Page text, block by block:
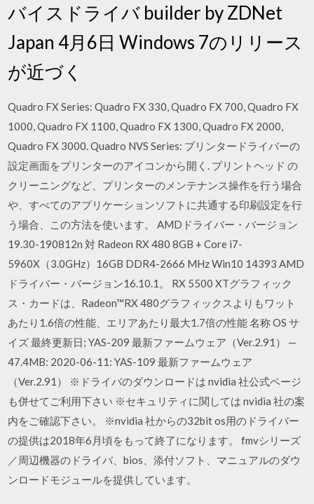
バイスドライバ builder by ZDNet
Japan 4月6日 Windows 7のリリース
が近づく
Quadro FX Series: Quadro FX 330, Quadro FX 700, Quadro FX
1000, Quadro FX 1100, Quadro FX 1300, Quadro FX 2000,
Quadro FX 3000. Quadro NVS Series: プリンタードライバーの
設定画面をプリンターのアイコンから開く. プリントヘッド の
クリーニングなど、プリンターのメンテナンス操作を行う場合
や、すべてのアプリケーションソフトに共通する印刷設定を行
う場合、この方法を使います。 AMDドライバー・バージョン
19.30-190812n 対 Radeon RX 480 8GB + Core i7-
5960X（3.0GHz）16GB DDR4-2666 MHz Win10 14393 AMD
ドライバー・バージョン16.10.1。 RX 5500 XTグラフィック
ス・カードは、Radeon™RX 480グラフィックスよりもワット
あたり1.6倍の性能、エリアあたり最大1.7倍の性能 名称 OS サ
イズ 最終更新日; YAS-209 最新ファームウェア（Ver.2.91） —
47.4MB: 2020-06-11: YAS-109 最新ファームウェア
（Ver.2.91） ※ドライバのダウンロードは nvidia 社公式ページ
も併せてご利用下さい ※セキュリティに関しては nvidia 社の案
内をご確認下さい。 ※nvidia 社からの32bit os用のドライバー
の提供は2018年6月頃をもって終了になります。 fmvシリーズ
／周辺機器のドライバ、bios、添付ソフト、マニュアルのダウ
ンロードモジュールを提供しています。